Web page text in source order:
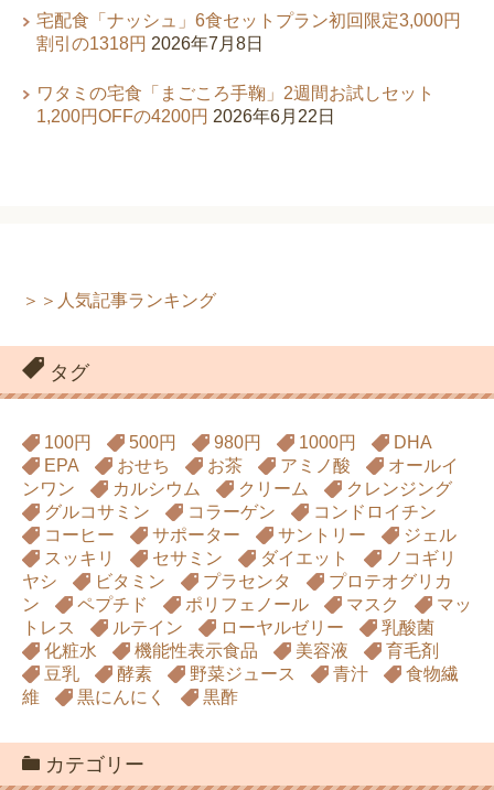
宅配食「ナッシュ」6食セットプラン初回限定3,000円
割引の1318円 2026年7月8日
ワタミの宅食「まごころ手鞠」2週間お試しセット
1,200円OFFの4200円 2026年6月22日
＞＞人気記事ランキング
タグ
100円 500円 980円 1000円
DHA
EPA
おせち お茶 アミノ酸
オールイ
ンワン
カルシウム クリーム
クレンジング
グルコサミン
コラーゲン
コンドロイチン
コーヒー
サポーター サントリー
ジェル
スッキリ
セサミン ダイエット
ノコギリ
ヤシ
ビタミン プラセンタ
プロテオグリカ
ン
ペプチド ポリフェノール マスク
マッ
トレス
ルテイン ローヤルゼリー
乳酸菌
化粧水
機能性表示食品 美容液
育毛剤
豆乳
酵素 野菜ジュース 青汁
食物繊
維
黒にんにく 黒酢
カテゴリー